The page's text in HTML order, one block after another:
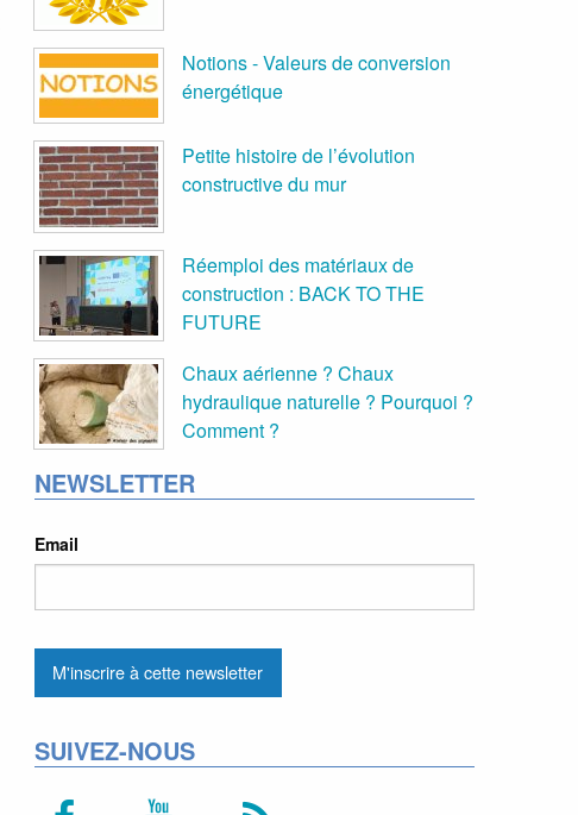
Notions - Valeurs de conversion
énergétique
Petite histoire de l’évolution
constructive du mur
Réemploi des matériaux de
construction : BACK TO THE
FUTURE
Chaux aérienne ? Chaux
hydraulique naturelle ? Pourquoi ?
Comment ?
NEWSLETTER
Email
SUIVEZ-NOUS